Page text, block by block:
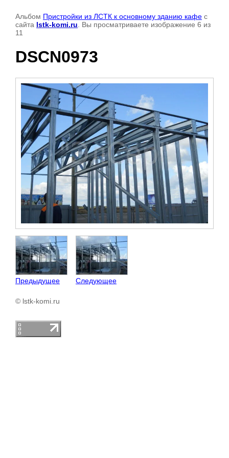
Альбом Пристройки из ЛСТК к основному зданию кафе с
сайта lstk-komi.ru . Вы просматриваете изображение 6 из
11
DSCN0973
Предыдущее Следующее
© lstk-komi.ru